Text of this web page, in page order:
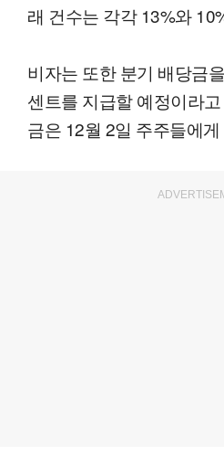
래 건수는 각각 13%와
비자는 또한 분기 배당금
센트를 지급할 예정이라
금은 12월 2일 주주들에